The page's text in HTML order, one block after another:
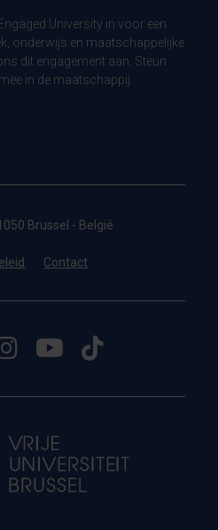
University in voor een
onderwijs en maatschappelijke
dit engagement aan. Steun
in de maatschappij.
Brussel - België
Contact